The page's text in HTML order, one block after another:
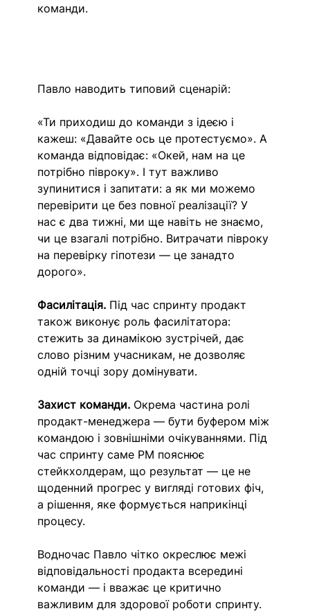
команди.
Павло наводить типовий сценарій:
«Ти приходиш до команди з ідеєю і
кажеш: «Давайте ось це протестуємо». А
команда відповідає: «Окей, нам на це
потрібно півроку». І тут важливо
зупинитися і запитати: а як ми можемо
перевірити це без повної реалізації? У
нас є два тижні, ми ще навіть не знаємо,
чи це взагалі потрібно. Витрачати півроку
на перевірку гіпотези — це занадто
дорого».
Фасилітація. Під час спринту продакт
також виконує роль фасилітатора:
стежить за динамікою зустрічей, дає
слово різним учасникам, не дозволяє
одній точці зору домінувати.
Захист команди. Окрема частина ролі
продакт-менеджера — бути буфером між
командою і зовнішніми очікуваннями. Під
час спринту саме PM пояснює
стейкхолдерам, що результат — це не
щоденний прогрес у вигляді готових фіч,
а рішення, яке формується наприкінці
процесу.
Водночас Павло чітко окреслює межі
відповідальності продакта всередині
команди — і вважає це критично
важливим для здорової роботи спринту.